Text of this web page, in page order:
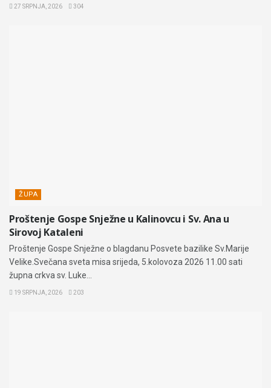
27 SRPNJA, 2026 304
ŽUPA
Proštenje Gospe Snježne u Kalinovcu i Sv. Ana u
Sirovoj Kataleni
Proštenje Gospe Snježne o blagdanu Posvete bazilike Sv.Marije
Velike.Svečana sveta misa srijeda, 5.kolovoza 2026 11.00 sati
župna crkva sv. Luke...
19 SRPNJA, 2026 203